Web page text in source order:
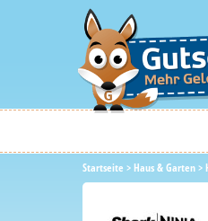
Startseite >Haus & Garten>